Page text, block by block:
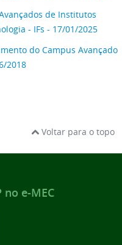
de Institutos
- IFs - 17/01/2025
do Campus Avançado
2018
Voltar para o topo
e-MEC